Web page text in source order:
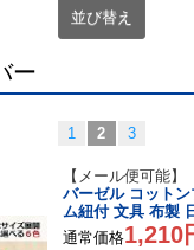
並び替え
ー
1 2 3
【メール便可能】
バーゼル コット
ム紐付 文具 布製
通常価格1,210